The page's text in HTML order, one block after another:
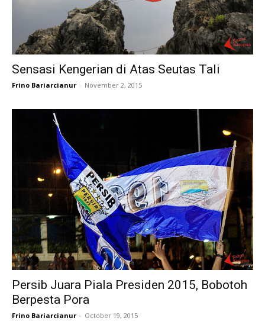
Sensasi Kengerian di Atas Seutas Tali
Frino Bariarcianur - November 2, 2015
Persib Juara Piala Presiden 2015, Bobotoh
Berpesta Pora
Frino Bariarcianur - October 19, 2015